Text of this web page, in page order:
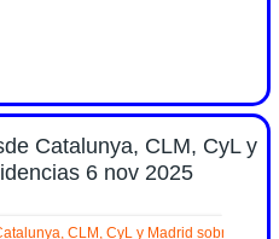
sobre manifestación 22
Catalunya, CLM, CyL y
6 nov 2025